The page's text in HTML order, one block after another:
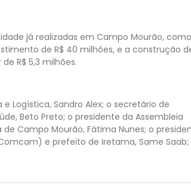
já realizadas em Campo Mourão,
de R$ 40 milhões, e a construção
R$ 5,3 milhões.
Logística, Sandro Alex; o secretário de
Beto Preto; o presidente da Assembleia
Campo Mourão, Fátima Nunes; o
e prefeito de Iretama, Same Saab;